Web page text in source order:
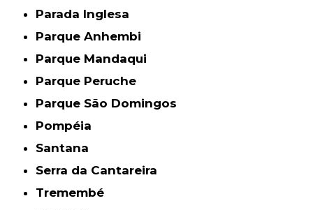
Parada Inglesa
Parque Anhembi
Parque Mandaqui
Parque Peruche
Parque São Domingos
Pompéia
Santana
Serra da Cantareira
Tremembé